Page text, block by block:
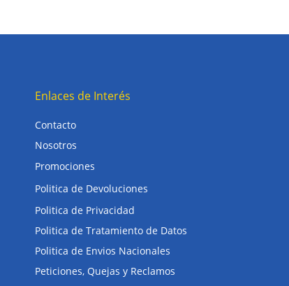
Enlaces de Interés
Contacto
Nosotros
Promociones
Politica de Devoluciones
Politica de Privacidad
Politica de Tratamiento de Datos
Politica de Envios Nacionales
Peticiones, Quejas y Reclamos